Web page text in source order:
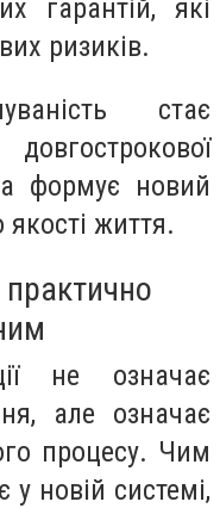
гарантій, які
ризиків.
стає
формує новий
життя.
не означає
але означає
процесу. Чим
новій системі,